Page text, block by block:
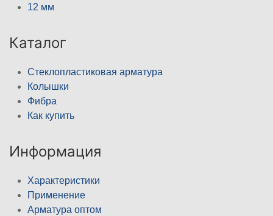
12 мм
Каталог
Стеклопластиковая арматура
Колышки
Фибра
Как купить
Информация
Характеристики
Применение
Арматура оптом